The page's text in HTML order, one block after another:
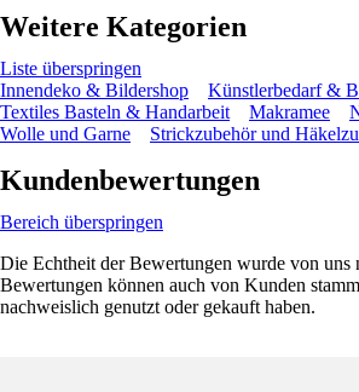
Weitere Kategorien
Liste überspringen
Innendeko & Bildershop
Künstlerbedarf &
Textiles Basteln & Handarbeit
Makramee
Wolle und Garne
Strickzubehör und
Kundenbewertungen
Bereich überspringen
Die Echtheit der Bewertungen wurde von uns
Bewertungen können auch von Kunden
nachweislich genutzt oder gekauft haben.